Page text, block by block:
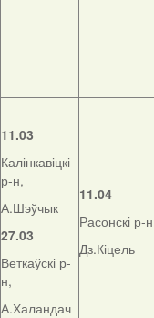
11.03
Калінкавіцкі
р-н,
А.Шэўчык
27.03
Веткаўскі р-
н,
А.Халандач
11.04
Расонскі р-
Дз.Кіцель